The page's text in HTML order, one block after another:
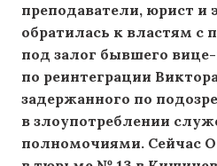
преподаватели, юрист и
обратилась к властям с
под залог бывшего
по реинтеграции
задержанного по
в злоупотреблении
полномочиями. Сейчас